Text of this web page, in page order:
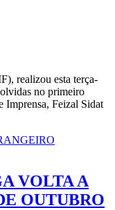
realizou esta terça-
no primeiro
Imprensa, Feizal Sidat
VOLTA A
OUTUBRO